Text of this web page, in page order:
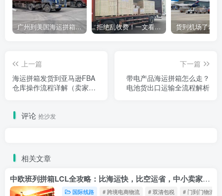
广州到美国海运拼箱多少钱？2024年最新运费构成+隐藏费用避坑指南 拒绝乱收费！一文看懂中国货代计费套路，教你避开所有隐形坑
上一篇
海运拼箱发货到亚马逊FBA
仓库操作流程详解（卖家必
下一篇
带电产品海运拼箱怎么走？
电池货出口运输全流程解析
评论 抢沙发
相关文章
中欧班列拼箱LCL全攻略：比海运快，比空运省，中小卖家的物流新宠！
国际线路 # 跨境电商物流 # 双清包税 # 门到门物流